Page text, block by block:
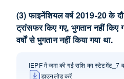
(3) फाइनेंशियल वर्ष 2019-20 के
ट्रांसफर किए गए, भुगतान नहीं किए
वर्षों से भुगतान नहीं किया गया था.
IEPF में जमा की गई राशि का स्टेटमेंट_7
डाउनलोड करें